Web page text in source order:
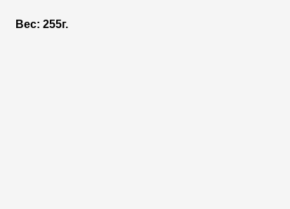
Вес: 255г.